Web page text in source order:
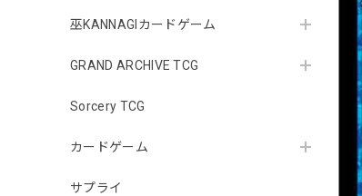
巫KANNAGIカードゲーム
GRAND ARCHIVE TCG
Sorcery TCG
カードゲーム
サプライ